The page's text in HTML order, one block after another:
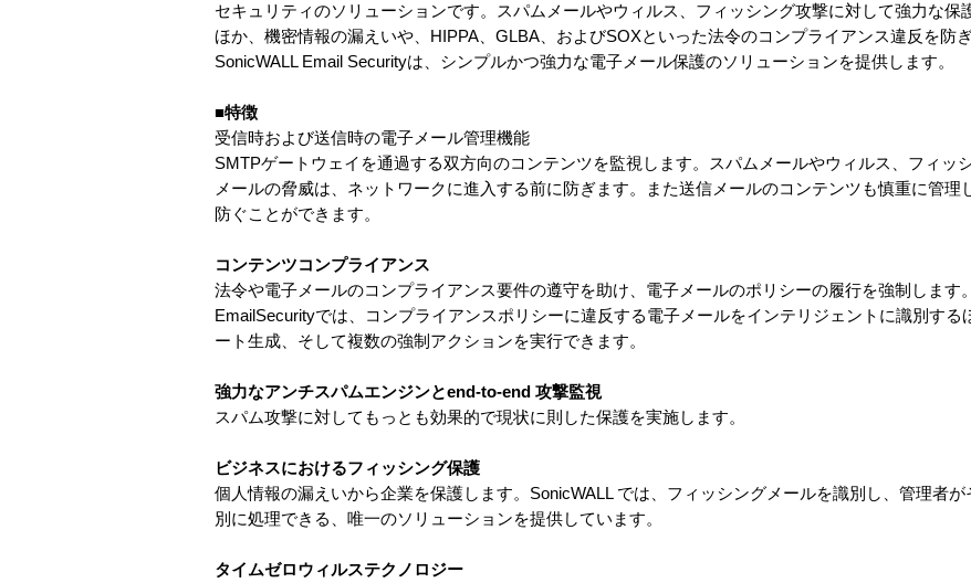
セキュリティのソリューションです。スパムメールやウィルス、フィッシング攻撃に対して強力な保
ほか、機密情報の漏えいや、HIPPA、GLBA、およびSOXといった法令のコンプライアンス違反を防ぎ
SonicWALL Email Securityは、シンプルかつ強力な電子メール保護のソリューションを提供します。
■特徴
受信時および送信時の電子メール管理機能
SMTPゲートウェイを通過する双方向のコンテンツを監視します。スパムメールやウィルス、フィッ
メールの脅威は、ネットワークに進入する前に防ぎます。また送信メールのコンテンツも慎重に管理
防ぐことができます。
コンテンツコンプライアンス
法令や電子メールのコンプライアンス要件の遵守を助け、電子メールのポリシーの履行を強制します
EmailSecurityでは、コンプライアンスポリシーに違反する電子メールをインテリジェントに識別する
ート生成、そして複数の強制アクションを実行できます。
強力なアンチスパムエンジンとend-to-end 攻撃監視
スパム攻撃に対してもっとも効果的で現状に則した保護を実施します。
ビジネスにおけるフィッシング保護
個人情報の漏えいから企業を保護します。SonicWALL では、フィッシングメールを識別し、管理者
別に処理できる、唯一のソリューションを提供しています。
タイムゼロウィルステクノロジー